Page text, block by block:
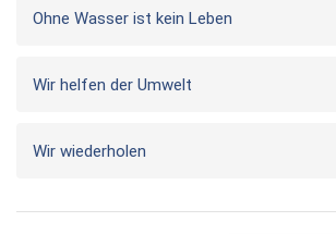
Ohne Wasser ist kein Leben
Wir helfen der Umwelt
Wir wiederholen